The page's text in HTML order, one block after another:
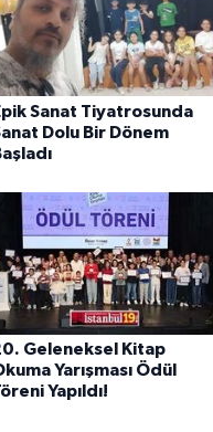
Sanat Tiyatrosunda
Dolu Bir Dönem
Geleneksel Kitap
Yarışması Ödül
Yapıldı!